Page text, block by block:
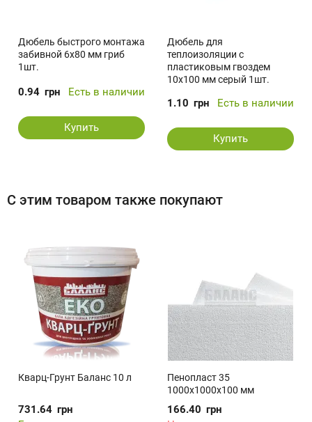
Дюбель быстрого монтажа
забивной 6x80 мм гриб
1шт.
0.94 грн Есть в наличии
Купить
Дюбель для
теплоизоляции с
пластиковым гвоздем
10x100 мм серый 1шт.
1.10 грн Есть в наличии
Купить
С этим товаром также покупают
Кварц-Грунт Баланс 10 л
731.64 грн
Пенопласт 35
1000x1000x100 мм
166.40 грн